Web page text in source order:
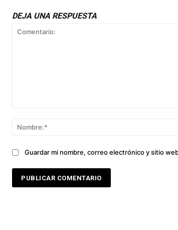
DEJA UNA RESPUESTA
Guardar mi nombre, correo electrónico y sitio